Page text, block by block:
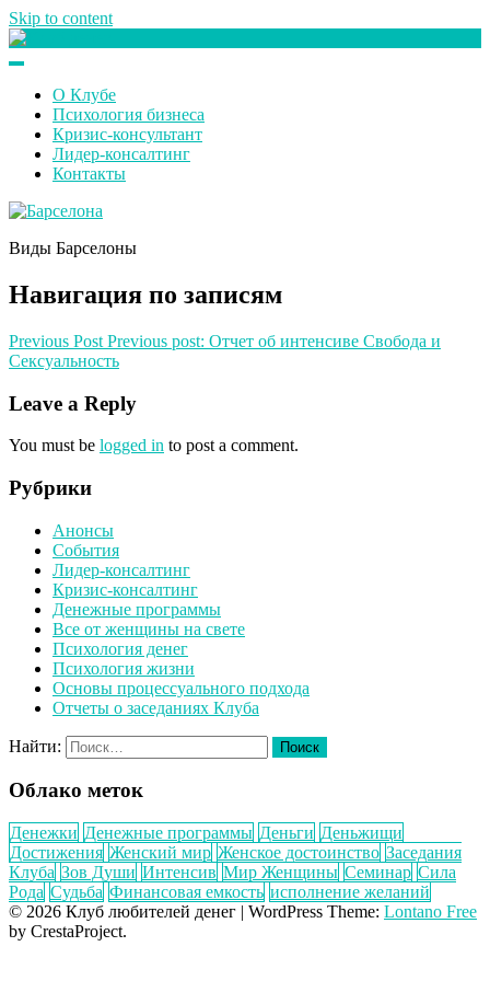
Skip to content
О Клубе
Психология бизнеса
Кризис-консультант
Лидер-консалтинг
Контакты
Виды Барселоны
Навигация по записям
Previous Post Previous post: Отчет об интенсиве Свобода и
Сексуальность
Leave a Reply
You must be logged in to post a comment.
Рубрики
Анонсы
События
Лидер-консалтинг
Кризис-консалтинг
Денежные программы
Все от женщины на свете
Психология денег
Психология жизни
Основы процессуального подхода
Отчеты о заседаниях Клуба
Найти:
Облако меток
Денежки Денежные программы Деньги Деньжищи
Достижения Женский мир Женское достоинство Заседания
Клуба Зов Души Интенсив Мир Женщины Семинар Сила
Рода Судьба Финансовая емкость исполнение желаний
© 2026 Клуб любителей денег | WordPress Theme: Lontano Free
by CrestaProject.